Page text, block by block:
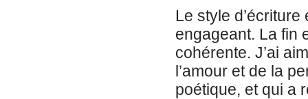
Le style
engageant. La fin
cohérente. J’ai
l’amour et de la
poétique, et qui a